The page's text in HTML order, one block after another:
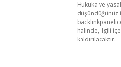
Hukuka ve
düşündüğünüz
halinde, ilgili
kaldırılacaktır.